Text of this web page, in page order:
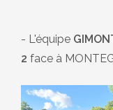
- L'équipe
2 face à